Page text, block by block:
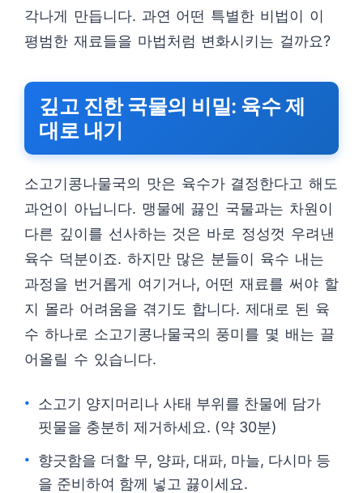
각나게 만듭니다. 과연 어떤 특별한 비법이 이
평범한 재료들을 마법처럼 변화시키는 걸까요?
깊고 진한 국물의 비밀: 육수 제
대로 내기
소고기콩나물국의 맛은 육수가 결정한다고 해도
과언이 아닙니다. 맹물에 끓인 국물과는 차원이
다른 깊이를 선사하는 것은 바로 정성껏 우려낸
육수 덕분이죠. 하지만 많은 분들이 육수 내는
과정을 번거롭게 여기거나, 어떤 재료를 써야 할
지 몰라 어려움을 겪기도 합니다. 제대로 된 육
수 하나로 소고기콩나물국의 풍미를 몇 배는 끌
어올릴 수 있습니다.
소고기 양지머리나 사태 부위를 찬물에 담가
핏물을 충분히 제거하세요. (약 30분)
향긋함을 더할 무, 양파, 대파, 마늘, 다시마 등
을 준비하여 함께 넣고 끓이세요.